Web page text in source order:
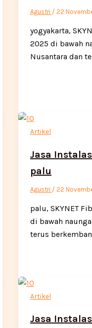
Agustri / 22
yogyakarta,
2025 di bawah
Nusantara dan
Artikel
Jasa
palu
Agustri / 22
palu, SKYNET
di bawah
terus
Artikel
Jasa